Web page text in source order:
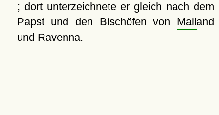
; dort unterzeichnete er gleich nach dem
Papst und den Bischöfen von Mailand
und Ravenna.